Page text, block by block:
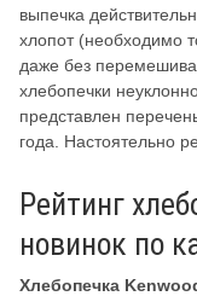
выпечка
хлопот (необходимо
даже без
хлебопечки
представлен
года. Настоятельно
Рейтинг
новинок по
Хлебопечка